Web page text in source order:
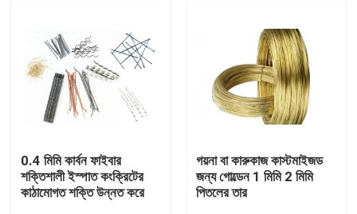
পণ্য
আমাদের সম্বন্ধে
কারখানা পরিদর্শন
0.4 মিমি কার্বন ফাইবার
শক্তিশালী ইস্পাত কংক্রিটের
কাঠামোগত শক্তি উন্নত করে
গয়না বা কারুকাজ কাস্টমাইজড
জন্য গোল্ডেন 1 মিমি 2 মিমি
পিতলের তার